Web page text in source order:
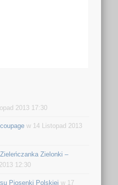
2013 17:30
w 14 Listopad 2013
Zielonki –
12:30
Piosenki Polskiej w 17